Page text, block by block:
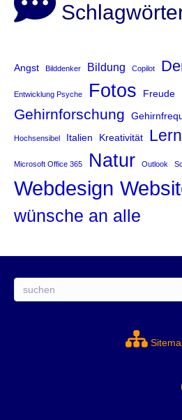
Angst Bilddenker Bildung Copilot
Entwicklung Psyche Fotos Freude
Gehirnforschung
Hochsensibel Italien Kreativität
Microsoft Office 365 Natur Outlook
Webdesign
wünsche an alle
Suchen